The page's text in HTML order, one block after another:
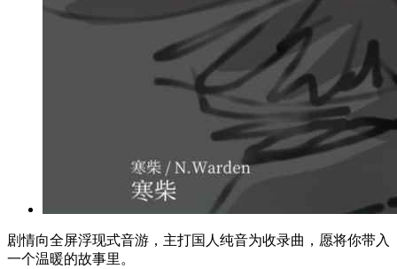
剧情向全屏浮现式音游，主打国人纯音为收录曲，愿将你带入
一个温暖的故事里。